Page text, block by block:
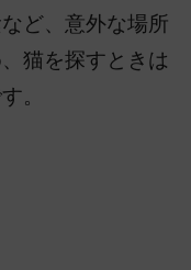
ど、意外な場所
猫を探すときは
。